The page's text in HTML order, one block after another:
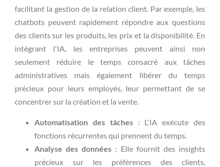
facilitant la gestion de la relation client. Par exemple, les
chatbots peuvent rapidement répondre aux questions
des clients sur les produits, les prix et la disponibilité. En
intégrant l'IA, les entreprises peuvent ainsi non
seulement réduire le temps consacré aux tâches
administratives mais également libérer du temps
précieux pour leurs employés, leur permettant de se
concentrer sur la création et la vente.
Automatisation des tâches: L'IA exécute des
fonctions récurrentes qui prennent du temps.
Analyse des données : Elle fournit des insights
précieux sur les préférences des clients,